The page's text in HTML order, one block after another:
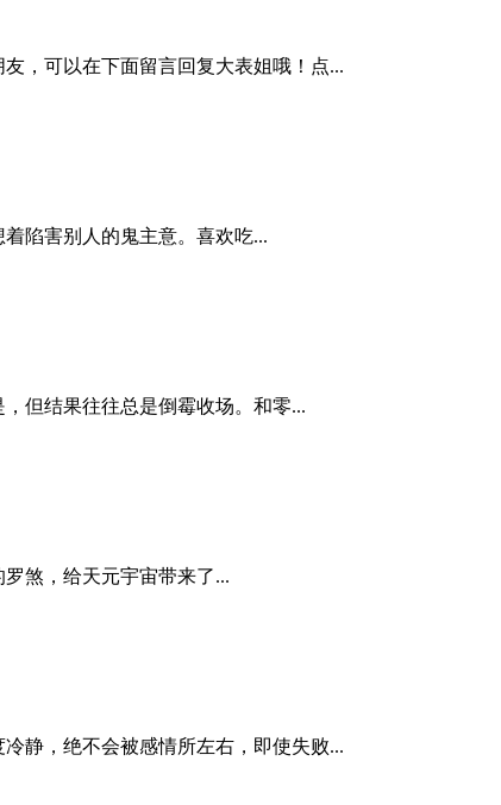
，可以在下面留言回复大表姐哦！点...
陷害别人的鬼主意。喜欢吃...
但结果往往总是倒霉收场。和零...
煞，给天元宇宙带来了...
静，绝不会被感情所左右，即使失败...